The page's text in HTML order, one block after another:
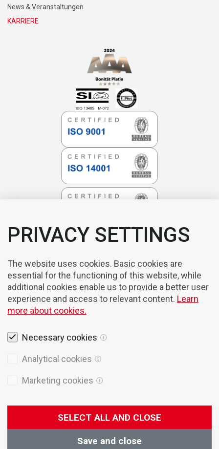
News & Veranstaltungen
KARRIERE
PRIVACY SETTINGS
The website uses cookies. Basic cookies are
essential for the functioning of this website, while
additional cookies enable us to provide a better user
experience and access to relevant content. Learn
more about cookies.
Necessary cookies
Analytical cookies
Marketing cookies
SELECT ALL AND CLOSE
Save and close